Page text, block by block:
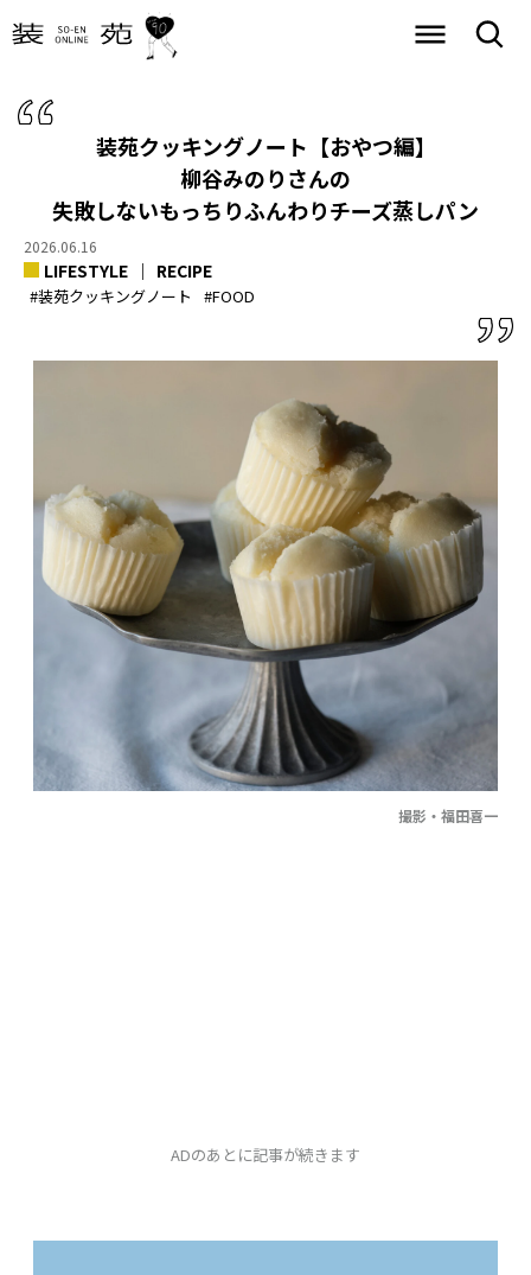
装苑クッキングノート【おやつ編】
柳谷みのりさんの
失敗しないもっちりふんわりチーズ蒸しパン
2026.06.16
LIFESTYLE RECIPE
#装苑クッキングノート #FOOD
撮影・福田喜一
ADのあとに記事が続きます